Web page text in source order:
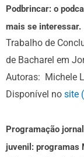
Podbrincar: o
mais se interessar.
Trabalho de
de Bacharel em
Autoras: Michele
Disponível no site
Programação
juvenil: programas